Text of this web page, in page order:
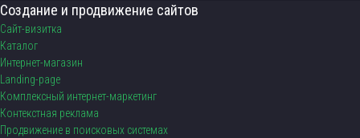
Создание и продвижение сайтов
Сайт-визитка
Каталог
Интернет-магазин
Landing-page
Комплексный интернет-маркетинг
Контекстная реклама
Продвижение в поисковых системах